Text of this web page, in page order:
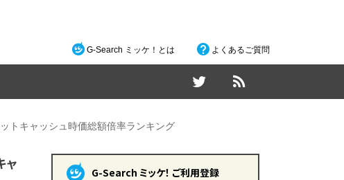
G-Search ミッケ！とは よくあるご質問
トキャッシュ時価総額倍率ランキング
ャ
G-Search ミッケ！ ご利用登録